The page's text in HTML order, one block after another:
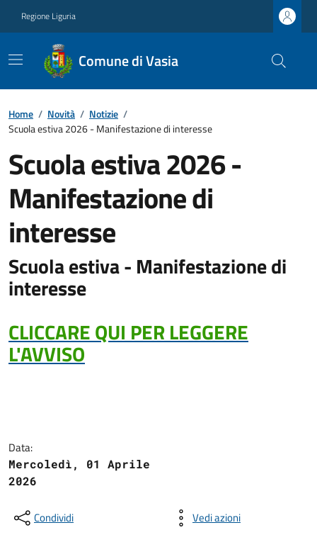
Regione Liguria
Comune di Vasia
Home / Novità / Notizie /
Scuola estiva 2026 - Manifestazione di interesse
Scuola estiva 2026 -
Manifestazione di
interesse
Scuola estiva - Manifestazione di
interesse
CLICCARE QUI PER LEGGERE
L'AVVISO
Data:
Mercoledì, 01 Aprile
2026
Condividi Vedi azioni